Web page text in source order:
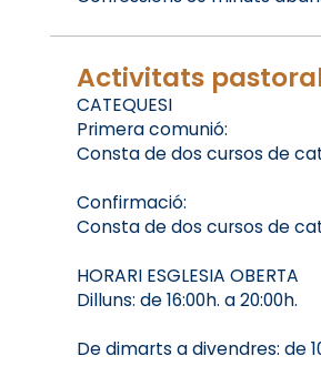
Activitats
CATEQUESI
Primera comunió:
Consta de dos cursos de
Confirmació:
Consta de dos cursos de
HORARI ESGLESIA OBERTA
Dilluns: de 16:00h. a 20:00h.
De dimarts a divendres: de